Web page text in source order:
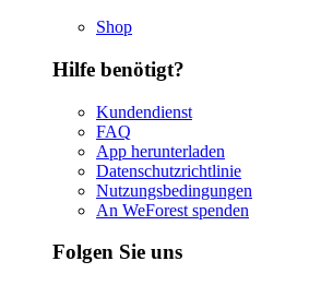
Shop
Hilfe benötigt?
Kundendienst
FAQ
App herunterladen
Datenschutzrichtlinie
Nutzungsbedingungen
An WeForest spenden
Folgen Sie uns